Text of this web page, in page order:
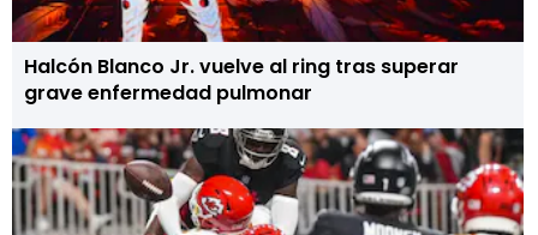
Halcón Blanco Jr. vuelve al ring tras superar
grave enfermedad pulmonar